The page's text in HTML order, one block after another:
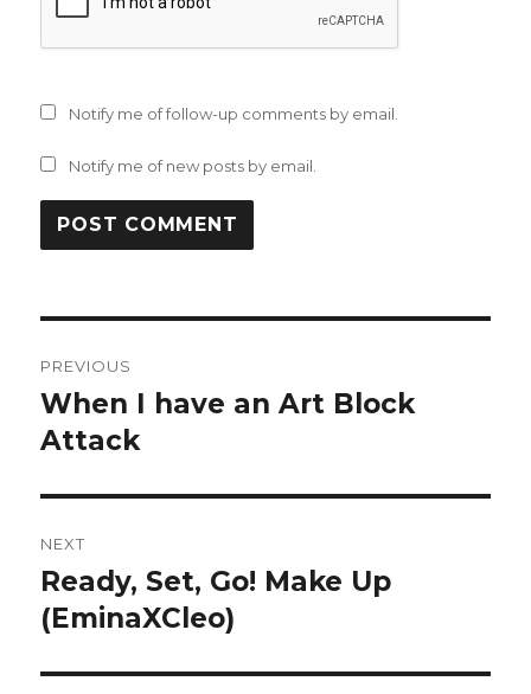
Notify me of follow-up comments by email.
Notify me of new posts by email.
navigation
PREVIOUS
Previous
post:
When I have an Art Block
Attack
NEXT
Next
post:
Ready, Set, Go! Make Up
(EminaXCleo)